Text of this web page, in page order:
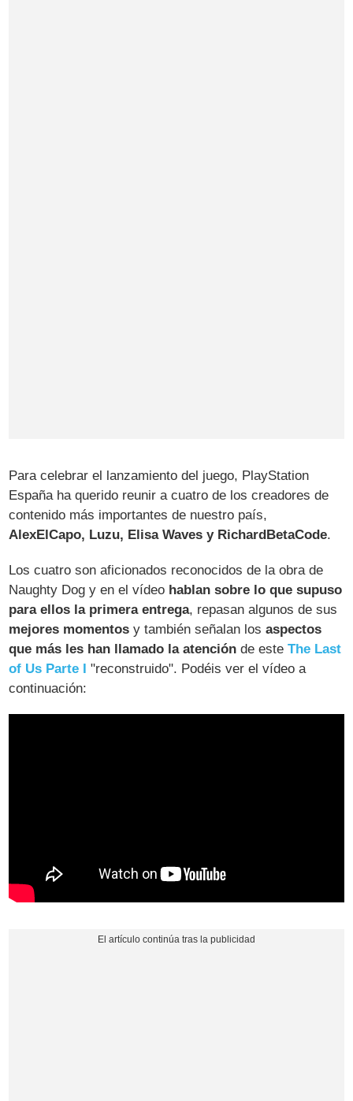
Para celebrar el lanzamiento del juego, PlayStation
España ha querido reunir a cuatro de los creadores de
contenido más importantes de nuestro país,
AlexElCapo, Luzu, Elisa Waves y RichardBetaCode.
Los cuatro son aficionados reconocidos de la obra de
Naughty Dog y en el vídeo hablan sobre lo que supuso
para ellos la primera entrega, repasan algunos de sus
mejores momentos y también señalan losaspectos
que más les han llamado la atención de esteThe Last
of Us Parte I "reconstruido". Podéis ver el vídeo a
continuación: